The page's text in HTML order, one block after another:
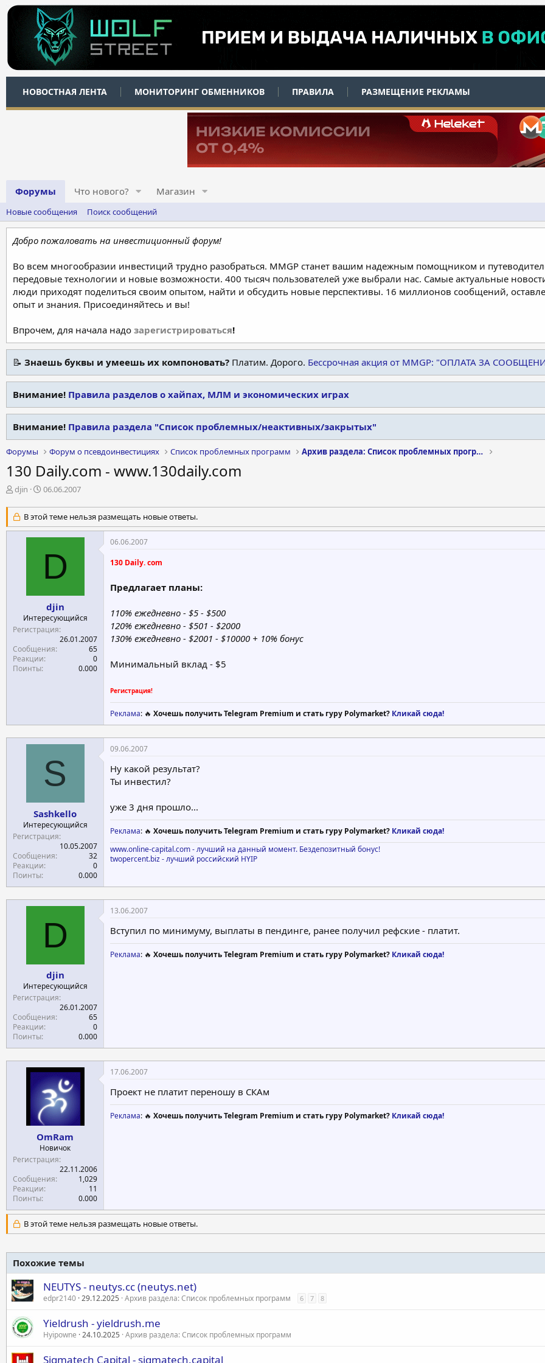
НОВОСТНАЯ ЛЕНТА МОНИТОРИНГ ОБМЕННИКОВ ПРАВИЛА РАЗМЕЩЕНИЕ РЕКЛАМЫ
Форумы Что нового? Магазин
Новые сообщения Поиск сообщений
Добро пожаловать на инвестиционный форум!
Во всем многообразии инвестиций трудно разобраться. MMGP станет вашим надежным помощником и
передовые технологии и новые возможности. 400 тысяч пользователей уже выбрали нас. Самые актуальные
люди приходят поделиться своим опытом, найти и обсудить новые перспективы. 16 миллионов сообщений,
опыт и знания. Присоединяйтесь и вы!
Впрочем, для начала надо зарегистрироваться!
📝 Знаешь буквы и умеешь их компоновать? Платим. Дорого. Бессрочная акция от MMGP: "ОПЛАТА ЗА
Внимание! Правила разделов о хайпах, МЛМ и экономических играх
Внимание! Правила раздела "Список проблемных/неактивных/закрытых"
Форумы Форум о псевдоинвестициях Список проблемных программ Архив раздела: Список проблемных программ
130 Daily.com - www.130daily.com
А
т
о
р
djin
Д
т
а
н
ч
л
06.06.2007
В этой теме нельзя размещать новые ответы.
D
djin
Интересующийся
Регистрация
26.01.2007
Сообщения
65
Реакции
0
Поинты
0.000
06.06.2007
130 Daily. com
Предлагает планы:
110% ежедневно - $5 - $500
120% ежедневно - $501 - $2000
130% ежедневно - $2001 - $10000 + 10% бонус
Минимальный вклад - $5
Регистрация!
Реклама: 🔥 Хочешь получить Telegram Premium и стать гуру Polymarket? Кликай сюда!
S
Sashkello
Интересующийся
Регистрация
10.05.2007
Сообщения
32
Реакции
0
Поинты
0.000
09.06.2007
Ну какой результат?
Ты инвестил?
уже 3 дня прошло...
Реклама: 🔥 Хочешь получить Telegram Premium и стать гуру Polymarket? Кликай сюда!
www.online-capital.com - лучший на данный момент. Бездепозитный бонус!
twopercent.biz - лучший российский HYIP
D
djin
Интересующийся
Регистрация
26.01.2007
Сообщения
65
Реакции
0
Поинты
0.000
13.06.2007
Вступил по минимуму, выплаты в пендинге, ранее получил рефские - платит.
Реклама: 🔥 Хочешь получить Telegram Premium и стать гуру Polymarket? Кликай сюда!
OmRam
Новичок
Регистрация
22.11.2006
Сообщения
1,029
Реакции
11
Поинты
0.000
17.06.2007
Проект не платит переношу в СКАм
Реклама: 🔥 Хочешь получить Telegram Premium и стать гуру Polymarket? Кликай сюда!
В этой теме нельзя размещать новые ответы.
Похожие темы
NEUTYS - neutys.cc (neutys.net)
edpr2140 29.12.2025 Архив раздела: Список проблемных программ 6 7 8
Yieldrush - yieldrush.me
Hyipowne 24.10.2025 Архив раздела: Список проблемных программ
Sigmatech Capital - sigmatech.capital